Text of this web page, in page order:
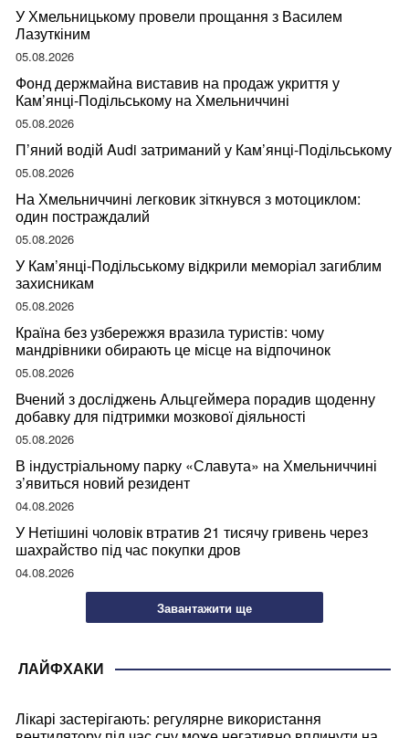
У Хмельницькому провели прощання з Василем
Лазуткіним
05.08.2026
Фонд держмайна виставив на продаж укриття у
Кам’янці-Подільському на Хмельниччині
05.08.2026
П’яний водій Audi затриманий у Кам’янці-Подільському
05.08.2026
На Хмельниччині легковик зіткнувся з мотоциклом:
один постраждалий
05.08.2026
У Кам’янці-Подільському відкрили меморіал загиблим
захисникам
05.08.2026
Країна без узбережжя вразила туристів: чому
мандрівники обирають це місце на відпочинок
05.08.2026
Вчений з досліджень Альцгеймера порадив щоденну
добавку для підтримки мозкової діяльності
05.08.2026
В індустріальному парку «Славута» на Хмельниччині
з’явиться новий резидент
04.08.2026
У Нетішині чоловік втратив 21 тисячу гривень через
шахрайство під час покупки дров
04.08.2026
Завантажити ще
ЛАЙФХАКИ
Лікарі застерігають: регулярне використання